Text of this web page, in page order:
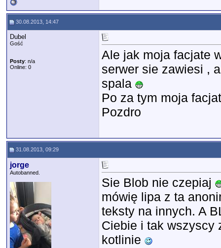
30.08.2013, 14:47
Dubel
Gość
Posty: n/a
Online: 0
Ale jak moja facjate
serwer sie zawiesi ,
spala
Po za tym moja
Pozdro
31.08.2013, 09:29
jorge
Autobanned.
Sie Blob nie czepiaj
mówię lipa z ta
teksty na innych. A
Ciebie i tak wszyscy
kotlinie